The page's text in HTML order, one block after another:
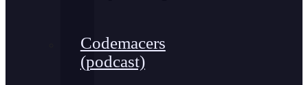
Codemacers
(podcast)